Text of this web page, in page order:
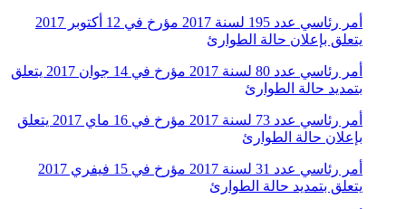
أمر رئاسي عدد 195 لسنة 2017 مؤرخ في 12 أكتوبر 2017
يتعلق بإعلان حالة الطوارئ
أمر رئاسي عدد 80 لسنة 2017 مؤرخ في 14 جوان 2017 يتعلق
بتمديد حالة الطوارئ
أمر رئاسي عدد 73 لسنة 2017 مؤرخ في 16 ماي 2017 يتعلق
بإعلان حالة الطوارئ
أمر رئاسي عدد 31 لسنة 2017 مؤرخ في 15 فيفري 2017
يتعلق بتمديد حالة الطوارئ